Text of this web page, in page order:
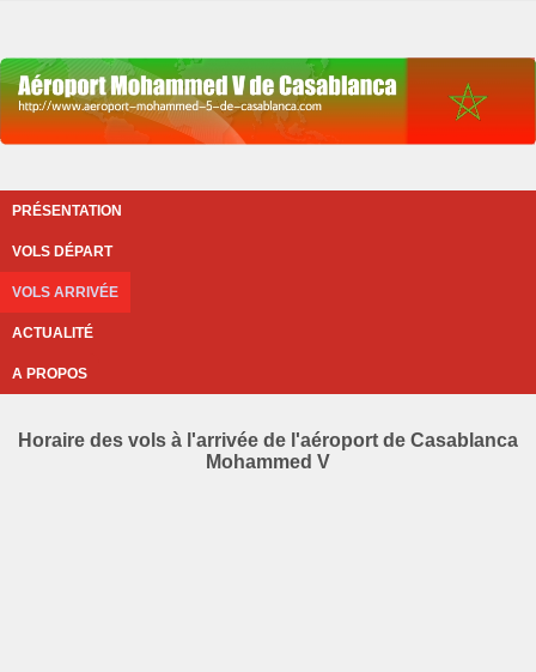
PRÉSENTATION
VOLS DÉPART
VOLS ARRIVÉE
ACTUALITÉ
A PROPOS
Horaire des vols à l'arrivée de l'aéroport de Casablanca
Mohammed V